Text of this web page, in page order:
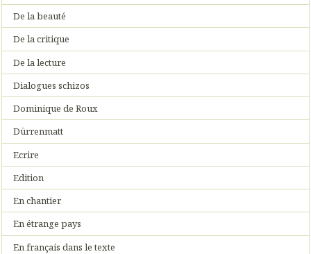
De la beauté
De la critique
De la lecture
Dialogues schizos
Dominique de Roux
Dürrenmatt
Ecrire
Edition
En chantier
En étrange pays
En français dans le texte